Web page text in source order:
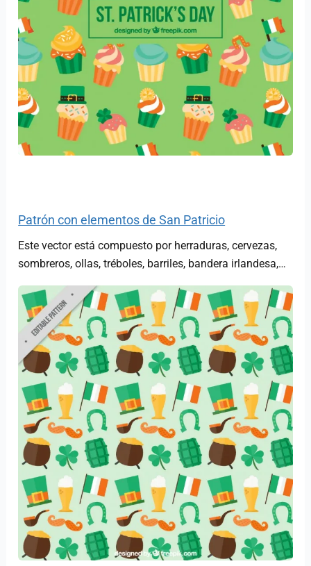
Patrón con elementos de San Patricio
Este vector está compuesto por herraduras, cervezas,
sombreros, ollas, tréboles, barriles, bandera irlandesa,…